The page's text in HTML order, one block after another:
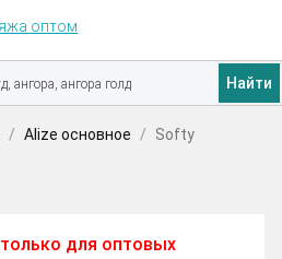
Найти
Alize основное Softy
только для оптовых